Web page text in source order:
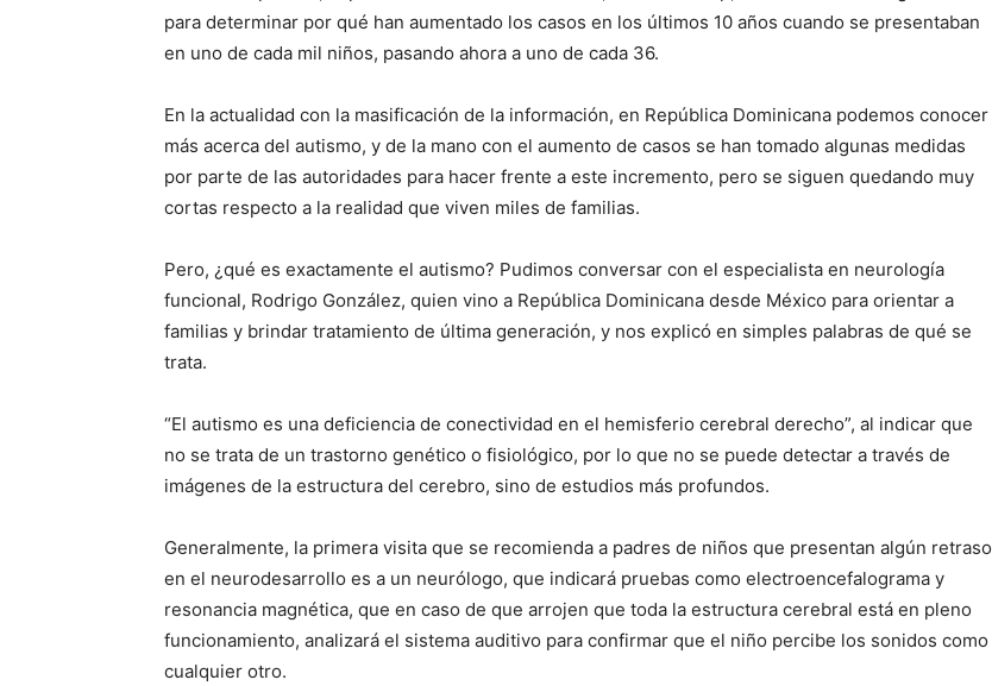
para determinar por qué han aumentado los casos en los últimos 10 años cuando se presentaban
en uno de cada mil niños, pasando ahora a uno de cada 36.
En la actualidad con la masificación de la información, en República Dominicana podemos conocer
más acerca del autismo, y de la mano con el aumento de casos se han tomado algunas medidas
por parte de las autoridades para hacer frente a este incremento, pero se siguen quedando muy
cortas respecto a la realidad que viven miles de familias.
Pero, ¿qué es exactamente el autismo? Pudimos conversar con el especialista en neurología
funcional, Rodrigo González, quien vino a República Dominicana desde México para orientar a
familias y brindar tratamiento de última generación, y nos explicó en simples palabras de qué se
trata.
“El autismo es una deficiencia de conectividad en el hemisferio cerebral derecho”, al indicar que
no se trata de un trastorno genético o fisiológico, por lo que no se puede detectar a través de
imágenes de la estructura del cerebro, sino de estudios más profundos.
Generalmente, la primera visita que se recomienda a padres de niños que presentan algún retraso
en el neurodesarrollo es a un neurólogo, que indicará pruebas como electroencefalograma y
resonancia magnética, que en caso de que arrojen que toda la estructura cerebral está en pleno
funcionamiento, analizará el sistema auditivo para confirmar que el niño percibe los sonidos como
cualquier otro.